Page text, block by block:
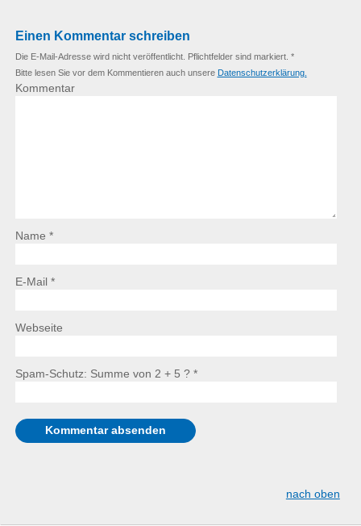
Einen Kommentar schreiben
Die E-Mail-Adresse wird nicht veröffentlicht. Pflichtfelder sind markiert. *
Bitte lesen Sie vor dem Kommentieren auch unsere Datenschutzerklärung.
Kommentar
Name *
E-Mail *
Webseite
Spam-Schutz: Summe von 2 + 5 ? *
nach oben